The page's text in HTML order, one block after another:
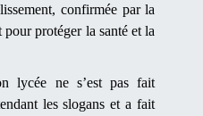
confirmée par la
protéger la santé et la
lycée ne s’est pas fait
les slogans et a fait